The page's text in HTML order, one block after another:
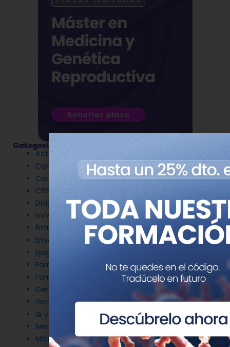
Categorías
Actualidad
Congresos
Coronavirus
CRISPR
Diagnóstico Genético
Enfermedades Raras
Entrevistas
Envejecimiento y longevidad
Epigenética
Farmacogenética
Formación
Genética del cáncer
Genética en Cardiología
IA y Genómica
Medicina Reproductiva
Microbiología molecular